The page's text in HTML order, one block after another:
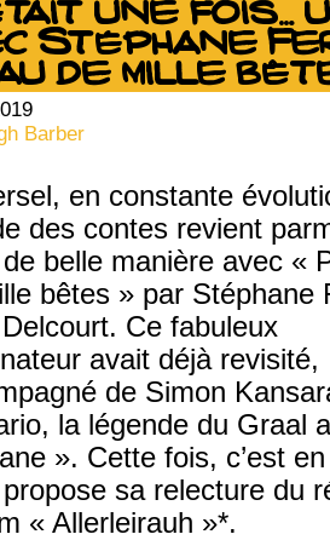
une fois…
Stéphane
de mille
Barber
en constante
des contes revient
belle manière avec «
bêtes » par Stéphane
Ce fabuleux
avait déjà revisité,
de Simon
la légende du Graal
». Cette fois, c’est
sa relecture du
« Allerleirauh »*.